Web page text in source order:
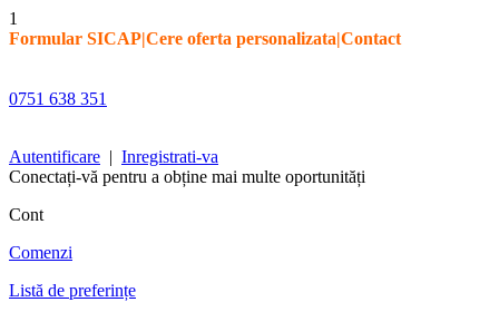
1
Formular SICAP|Cere oferta personalizata|Contact
0751 638 351
Autentificare | Inregistrati-va
Conectați-vă pentru a obține mai multe oportunități
Cont
Comenzi
Listă de preferințe